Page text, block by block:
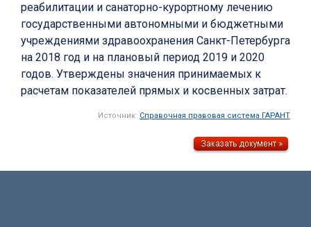
реабилитации и санаторно-курортному лечению
государственными автономными и бюджетными
учреждениями здравоохранения Санкт-Петербурга
на 2018 год и на плановый период 2019 и 2020
годов. Утверждены значения принимаемых к
расчетам показателей прямых и косвенных затрат.
Источник: Справочная правовая система ГАРАНТ